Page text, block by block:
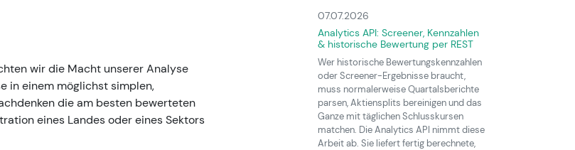
wir die Macht unserer Analyse
in einem möglichst simplen,
die am besten bewerteten
eines Landes oder eines Sektors
07.07.2026
Analytics API: Screener, Kennzahlen
& historische Bewertung per REST
Wer historische Bewertungskennzahlen
oder Screener-Ergebnisse braucht,
muss normalerweise Quartalsberichte
parsen, Aktiensplits bereinigen und das
Ganze mit täglichen Schlusskursen
matchen. Die Analytics API nimmt diese
Arbeit ab. Sie liefert fertig berechnete,